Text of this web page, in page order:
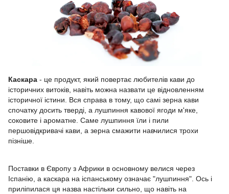
Каскара - це продукт, який повертає любителів кави до
історичних витоків, навіть можна назвати це відновленням
історичної істини. Вся справа в тому, що самі зерна кави
спочатку досить тверді, а лушпиння кавової ягоди м'яке,
соковите і ароматне. Саме лушпиння їли і пили
першовідкривачі кави, а зерна смажити навчилися трохи
пізніше.
Поставки в Європу з Африки в основному велися через
Іспанію, а каскара на іспанському означає "лушпиння". Ось і
приліпилася ця назва настільки сильно, що навіть на